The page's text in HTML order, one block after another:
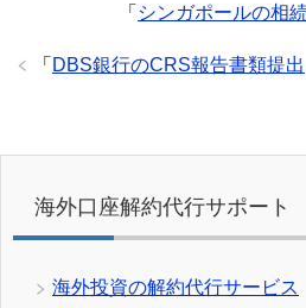
「 シンガポールの相
「 DBS銀行のCRS報告書類提出
海外口座解約代行サポート
海外投資の解約代行サービス